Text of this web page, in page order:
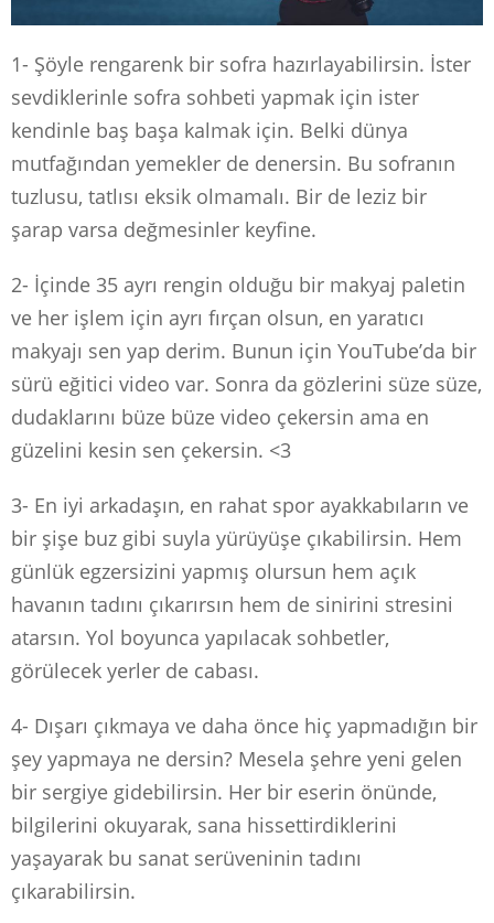
1- Şöyle rengarenk bir sofra hazırlayabilirsin. İster
sevdiklerinle sofra sohbeti yapmak için ister
kendinle baş başa kalmak için. Belki dünya
mutfağından yemekler de denersin. Bu sofranın
tuzlusu, tatlısı eksik olmamalı. Bir de leziz bir
şarap varsa değmesinler keyfine.
2- İçinde 35 ayrı rengin olduğu bir makyaj paletin
ve her işlem için ayrı fırçan olsun, en yaratıcı
makyajı sen yap derim. Bunun için YouTube’da bir
sürü eğitici video var. Sonra da gözlerini süze süze,
dudaklarını büze büze video çekersin ama en
güzelini kesin sen çekersin. <3
3- En iyi arkadaşın, en rahat spor ayakkabıların ve
bir şişe buz gibi suyla yürüyüşe çıkabilirsin. Hem
günlük egzersizini yapmış olursun hem açık
havanın tadını çıkarırsın hem de sinirini stresini
atarsın. Yol boyunca yapılacak sohbetler,
görülecek yerler de cabası.
4- Dışarı çıkmaya ve daha önce hiç yapmadığın bir
şey yapmaya ne dersin? Mesela şehre yeni gelen
bir sergiye gidebilirsin. Her bir eserin önünde,
bilgilerini okuyarak, sana hissettirdiklerini
yaşayarak bu sanat serüveninin tadını
çıkarabilirsin.